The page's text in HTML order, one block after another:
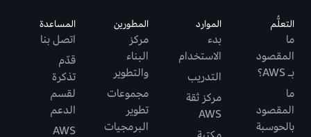
التعلُّم
ما
المقصود
بـ AWS؟
ما
المقصود
بالحوسبة
الموارد
بدء
الاستخدام
التدريب
مركز ثقة
AWS
المطورين
مركز
البناء
والتطوير
مجموعات
تطوير
البرمجيات
المساعدة
اتصل بنا
قدّم
تذكرة
لقسم
الدعم
AWS